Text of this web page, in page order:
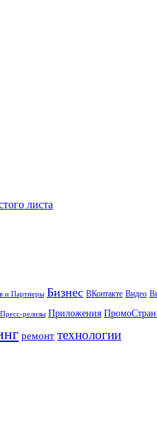
листа
и Партнеры Бизнес ВКонтакте Видео
Пресс-релизы Приложения
ремонт технологии